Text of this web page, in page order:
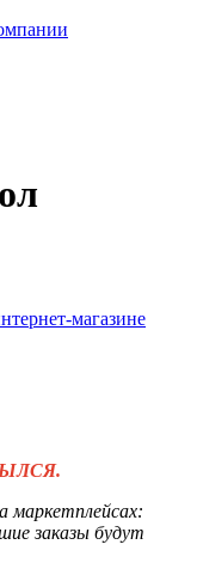
маркетплейсах:
заказы будут